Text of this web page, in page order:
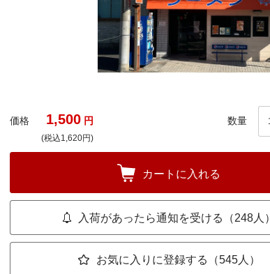
価格 1,500 円
(税込1,620円)
数量
カートに入れる
入荷があったら通知を受ける（248人）
お気に入りに登録する（545人）